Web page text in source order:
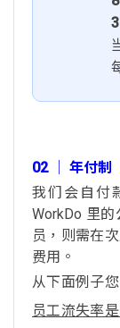
02 │ 年付制
我们会自付
WorkDo 里
员，则需在
费用。
从下面例子您
员工流失率